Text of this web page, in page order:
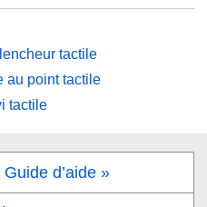
tactile
au point tactile
tactile
d’aide »